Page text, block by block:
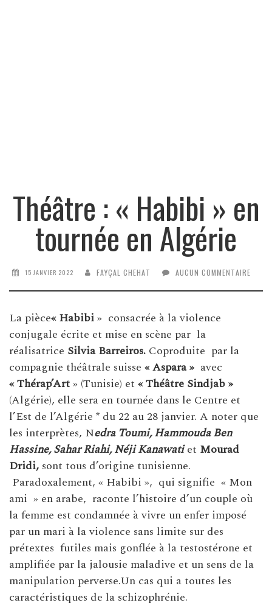
Théâtre : « Habibi » en
tournée en Algérie
15 JANVIER 2022 FAYÇAL CHEHAT AUCUN COMMENTAIRE
La pièce« Habibi» consacrée à la violence
conjugale écrite et mise en scène par la
réalisatrice Silvia Barreiros. Coproduite par la
compagnie théâtrale suisse « Aspara » avec
« Thérap’Art» (Tunisie) et « Théâtre Sindjab »
(Algérie), elle sera en tournée dans le Centre et
l’Est de l’Algérie * du 22 au 28 janvier. A noter que
les interprètes, Nedra Toumi, Hammouda Ben
Hassine, Sahar Riahi, Néji Kanawatiet Mourad
Dridi, sont tous d’origine tunisienne.
Paradoxalement, « Habibi », qui signifie « Mon
ami » en arabe, raconte l’histoire d’un couple où
la femme est condamnée à vivre un enfer imposé
par un mari à la violence sans limite sur des
prétextes futiles mais gonflée à la testostérone et
amplifiée par la jalousie maladive et un sens de la
manipulation perverse.Un cas qui a toutes les
caractéristiques de la schizophrénie.